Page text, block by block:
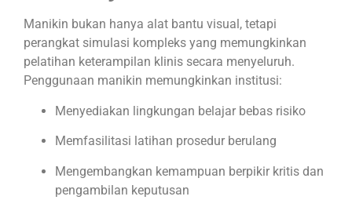
Manikin bukan hanya alat bantu visual, tetapi
perangkat simulasi kompleks yang memungkinkan
pelatihan keterampilan klinis secara menyeluruh.
Penggunaan manikin memungkinkan institusi:
Menyediakan lingkungan belajar bebas risiko
Memfasilitasi latihan prosedur berulang
Mengembangkan kemampuan berpikir kritis dan
pengambilan keputusan